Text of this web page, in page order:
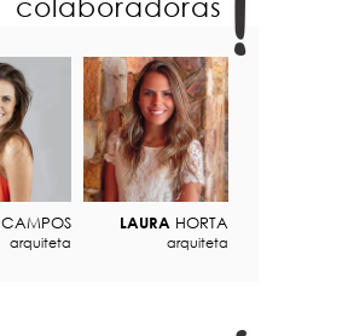
CAMPOS
arquiteta
LAURA HORTA
arquiteta